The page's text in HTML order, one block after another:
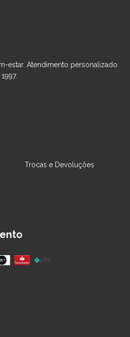
estar. Atendimento personalizado
Trocas e Devoluções